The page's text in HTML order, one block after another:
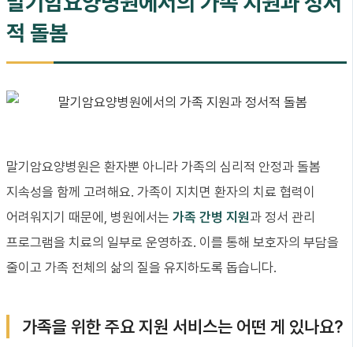
적 돌봄
말기암요양병원은 환자뿐 아니라 가족의 심리적 안정과 돌봄
지속성을 함께 고려해요. 가족이 지치면 환자의 치료 협력이
어려워지기 때문에, 병원에서는 가족 간병 지원과 정서 관리
프로그램을 치료의 일부로 운영하죠. 이를 통해 보호자의 부담을
줄이고 가족 전체의 삶의 질을 유지하도록 돕습니다.
가족을 위한 주요 지원 서비스는 어떤 게 있나요?